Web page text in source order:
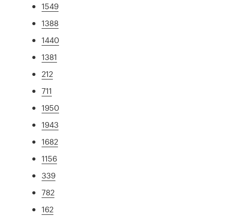
1549
1388
1440
1381
212
711
1950
1943
1682
1156
339
782
162